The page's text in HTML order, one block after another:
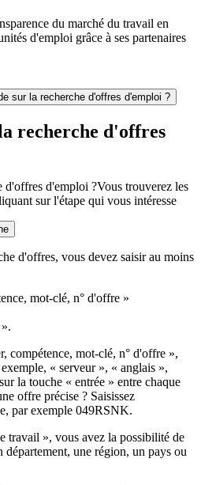
du marché du travail en
d'emploi grâce à ses partenaires
sur la recherche d'offres d'emploi ?
recherche d'offres
d'offres d'emploi ?Vous trouverez les
sur l'étape qui vous intéresse
d'offres, vous devez saisir au moins
mot-clé, n° d'offre »
compétence, mot-clé, n° d'offre »,
« serveur », « anglais »,
la touche « entrée » entre chaque
offre précise ? Saisissez
par exemple 049RSNK.
travail », vous avez la possibilité de
département, une région, un pays ou